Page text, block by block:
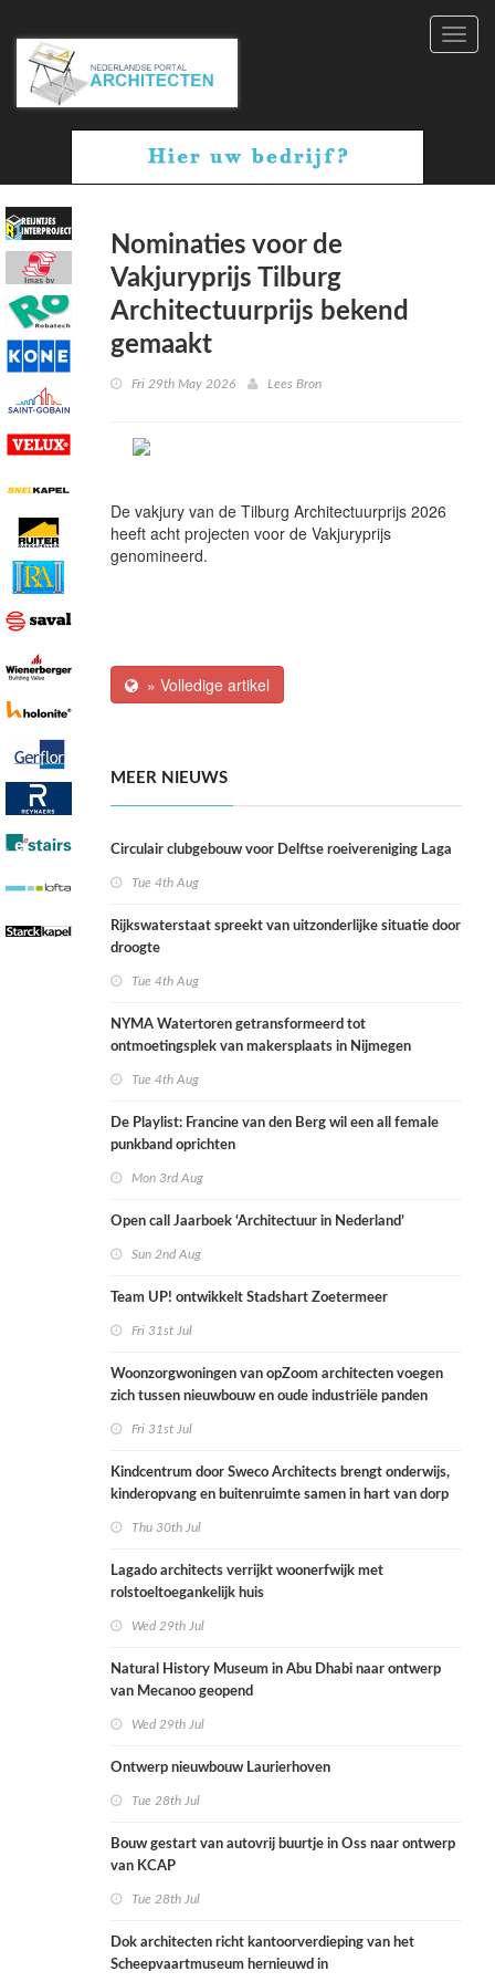
Nominaties voor de
Vakjuryprijs Tilburg
Architectuurprijs bekend
gemaakt
Fri 29th May 2026 Lees Bron
De vakjury van de Tilburg Architectuurprijs 2026
heeft acht projecten voor de Vakjuryprijs
genomineerd.
» Volledige artikel
MEER NIEUWS
Circulair clubgebouw voor Delftse roeivereniging Laga
Tue 4th Aug
Rijkswaterstaat spreekt van uitzonderlijke situatie door
droogte
Tue 4th Aug
NYMA Watertoren getransformeerd tot
ontmoetingsplek van makersplaats in Nijmegen
Tue 4th Aug
De Playlist: Francine van den Berg wil een all female
punkband oprichten
Mon 3rd Aug
Open call Jaarboek ‘Architectuur in Nederland’
Sun 2nd Aug
Team UP! ontwikkelt Stadshart Zoetermeer
Fri 31st Jul
Woonzorgwoningen van opZoom architecten voegen
zich tussen nieuwbouw en oude industriële panden
Fri 31st Jul
Kindcentrum door Sweco Architects brengt onderwijs,
kinderopvang en buitenruimte samen in hart van dorp
Thu 30th Jul
Lagado architects verrijkt woonerfwijk met
rolstoeltoegankelijk huis
Wed 29th Jul
Natural History Museum in Abu Dhabi naar ontwerp
van Mecanoo geopend
Wed 29th Jul
Ontwerp nieuwbouw Laurierhoven
Tue 28th Jul
Bouw gestart van autovrij buurtje in Oss naar ontwerp
van KCAP
Tue 28th Jul
Dok architecten richt kantoorverdieping van het
Scheepvaartmuseum hernieuwd in